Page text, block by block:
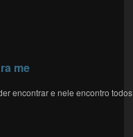
me
encontrar e nele encontro